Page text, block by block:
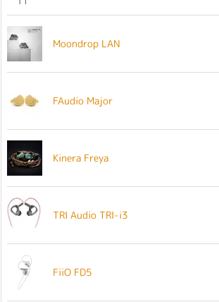
Moondrop LAN
FAudio Major
Kinera Freya
TRI Audio TRI-i3
FiiO FD5